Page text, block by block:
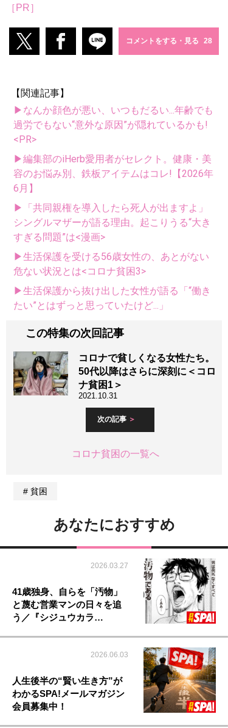
［PR］
コメントをする・見る
【関連記事】
▶なんか顔色が悪い、いつもだるい...年齢でも
過労でもない“意外な原因”が隠れているかも!
<PR>
▶編集部のiHerb愛用者がセレクト。健康・美
容のお悩み別、鉄板アイテムはコレ!【2026年
6月】
▶「共同親権を導入したら死人が出ますよ」
シングルマザーが語る理由。起こりうる“大き
すぎる問題”は<漫画>
▶生活保護を受ける56歳女性の、あとがない
危ない状況とは<コロナ貧困3>
▶生活保護から抜け出した女性が語る「“働き
たい”とはずっと思っていたけど...」
この特集の次回記事
コロナで貧しくなる女性たち。
50代以降はさらに深刻に＜コロ
ナ貧困1＞
2021.10.31
次の記事
コロナ貧困の一覧へ
貧困
あなたにおすすめ
2026.03.27
41歳独身、自らを「汚物」
と蔑む営業マンの日々を追
う／『シジュウカラ…
2026.06.03
人生後半の“賢い生き方”が
わかるSPA!メールマガジン
会員募集中！